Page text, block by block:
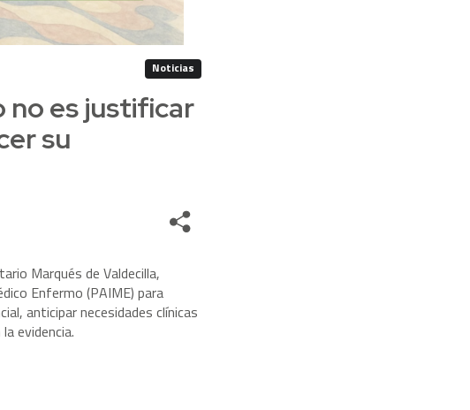
Noticias
no es justificar
su
Share
Marqués de Valdecilla,
Enfermo (PAIME) para
anticipar necesidades clínicas
evidencia.